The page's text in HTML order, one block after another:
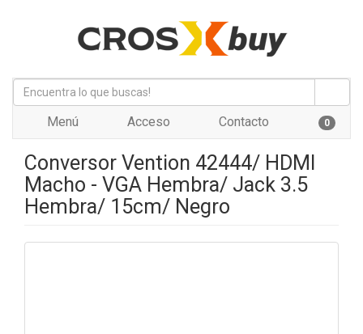
Menú Acceso Contacto 0
Conversor Vention 42444/ HDMI
Macho - VGA Hembra/ Jack 3.5
Hembra/ 15cm/ Negro